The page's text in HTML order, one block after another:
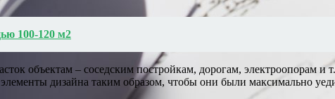
100-120 м2
объектам – соседским постройкам, дорогам, электроопорам и
дизайна таким образом, чтобы они были максимально